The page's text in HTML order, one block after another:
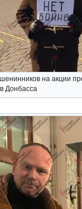
на акции
Донбасса